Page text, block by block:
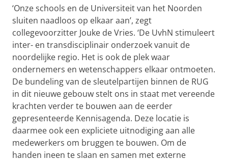
‘Onze schools en de Universiteit van het Noorden
sluiten naadloos op elkaar aan’, zegt
collegevoorzitter Jouke de Vries. ‘De UvhN stimuleert
inter- en transdisciplinair onderzoek vanuit de
noordelijke regio. Het is ook de plek waar
ondernemers en wetenschappers elkaar ontmoeten.
De bundeling van de sleutelpartijen binnen de RUG
in dit nieuwe gebouw stelt ons in staat met vereende
krachten verder te bouwen aan de eerder
gepresenteerde Kennisagenda. Deze locatie is
daarmee ook een expliciete uitnodiging aan alle
medewerkers om bruggen te bouwen. Om de
handen ineen te slaan en samen met externe